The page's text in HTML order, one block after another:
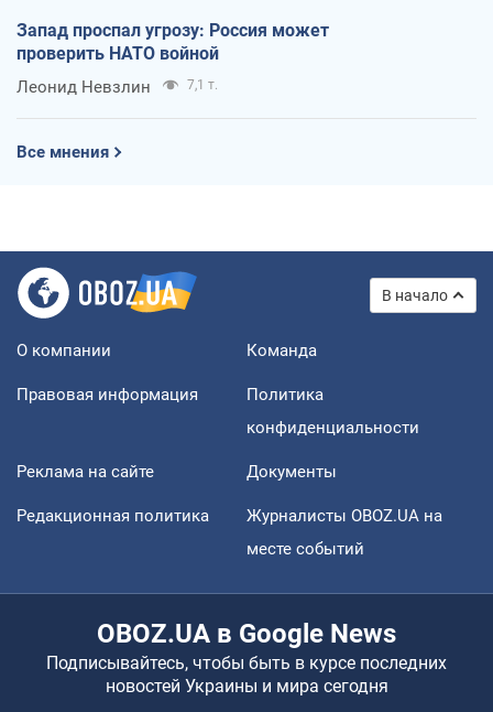
Запад проспал угрозу: Россия может
проверить НАТО войной
Леонид Невзлин 7,1 т.
Все мнения
В начало
О компании Команда
Правовая информация
Политика
конфиденциальности
Реклама на сайте Документы
Редакционная политика
Журналисты OBOZ.UA на
месте событий
OBOZ.UA в Google News
Подписывайтесь, чтобы быть в курсе последних
новостей Украины и мира сегодня